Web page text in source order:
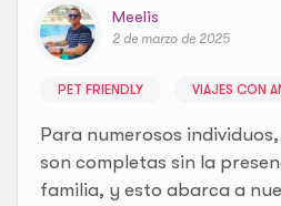
Meelis
2 de marzo de 2025
PET FRIENDLY VIAJES CON
Para numerosos
son completas sin la
familia, y esto abarca a